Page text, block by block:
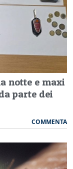
notte e maxi
parte dei
COMMENTA